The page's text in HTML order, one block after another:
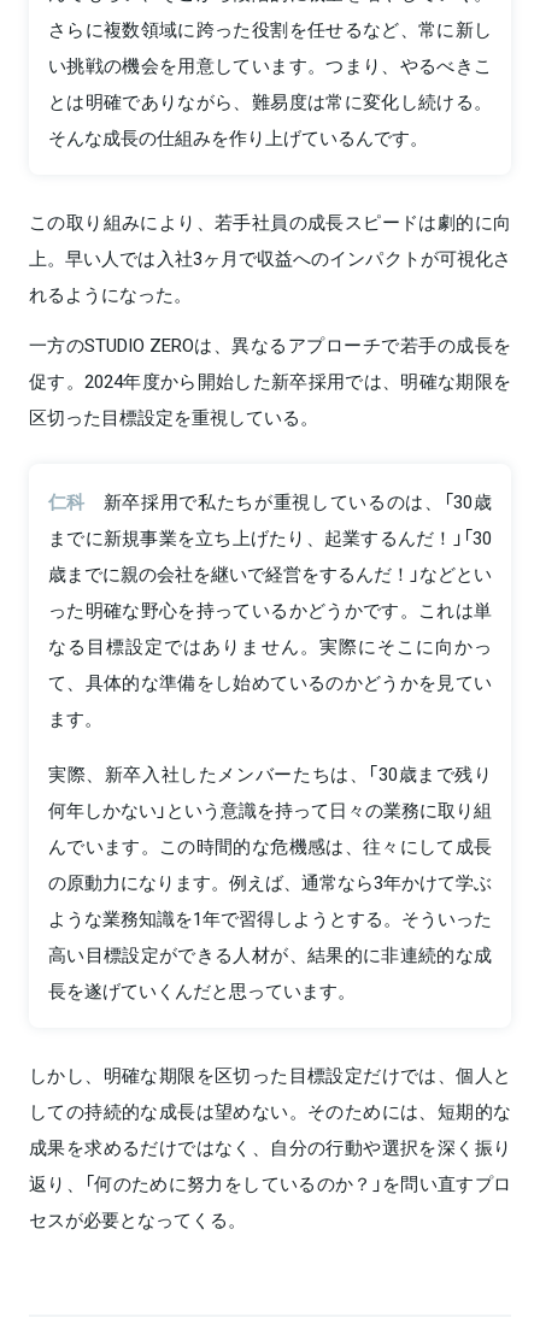
さらに複数領域に跨った役割を任せるなど、常に新し
い挑戦の機会を用意しています。つまり、やるべきこ
とは明確でありながら、難易度は常に変化し続ける。
そんな成長の仕組みを作り上げているんです。
この取り組みにより、若手社員の成長スピードは劇的に向
上。早い人では入社3ヶ月で収益へのインパクトが可視化さ
れるようになった。
一方のSTUDIO ZEROは、異なるアプローチで若手の成長を
促す。2024年度から開始した新卒採用では、明確な期限を
区切った目標設定を重視している。
仁科
新卒採用で私たちが重視しているのは、「30歳
までに新規事業を立ち上げたり、起業するんだ！」「30
歳までに親の会社を継いで経営をするんだ！」などとい
った明確な野心を持っているかどうかです。これは単
なる目標設定ではありません。実際にそこに向かっ
て、具体的な準備をし始めているのかどうかを見てい
ます。
実際、新卒入社したメンバーたちは、「30歳まで残り
何年しかない」という意識を持って日々の業務に取り組
んでいます。この時間的な危機感は、往々にして成長
の原動力になります。例えば、通常なら3年かけて学ぶ
ような業務知識を1年で習得しようとする。そういった
高い目標設定ができる人材が、結果的に非連続的な成
長を遂げていくんだと思っています。
しかし、明確な期限を区切った目標設定だけでは、個人と
しての持続的な成長は望めない。そのためには、短期的な
成果を求めるだけではなく、自分の行動や選択を深く振り
返り、「何のために努力をしているのか？」を問い直すプロ
セスが必要となってくる。